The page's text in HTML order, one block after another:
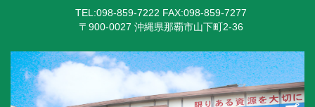
TEL:098-859-7222 FAX:098-859-7277
〒900-0027 沖縄県那覇市山下町2-36